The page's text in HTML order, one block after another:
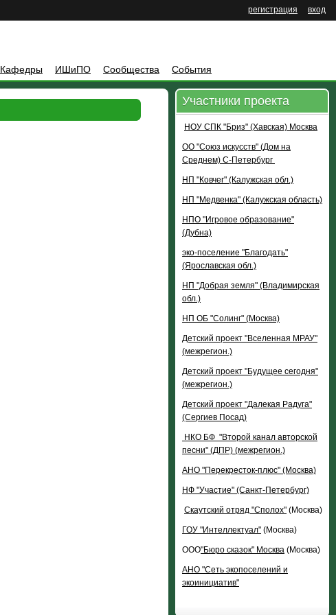
вход
регистрация
Кафедры ИШиПО Сообщества События
Участники проекта
НОУ СПК "Бриз" (Хавская) Москва
ОО "Союз искусств" (Дом на
Среднем) С-Петербург
НП "Ковчег" (Калужская обл.)
НП "Медвенка" (Калужская область)
НПО "Игровое образование"
(Дубна)
эко-поселение "Благодать"
(Ярославская обл.)
НП "Добрая земля" (Владимирская
обл.)
НП ОБ "Солинг" (Москва)
Детский проект "Вселенная МРАУ"
(межрегион.)
Детский проект "Будущее сегодня"
(межрегион.)
Детский проект "Далекая Радуга"
(Сергиев Посад)
НКО БФ "Второй канал авторской
песни" (ДПР) (межрегион.)
АНО "Перекресток-плюс" (Москва)
НФ "Участие" (Санкт-Петербург)
Скаутский отряд "Сполох" (Москва)
ГОУ "Интеллектуал" (Москва)
ООО"Бюро сказок" Москва (Москва)
АНО "Сеть экопоселений и
экоинициатив"